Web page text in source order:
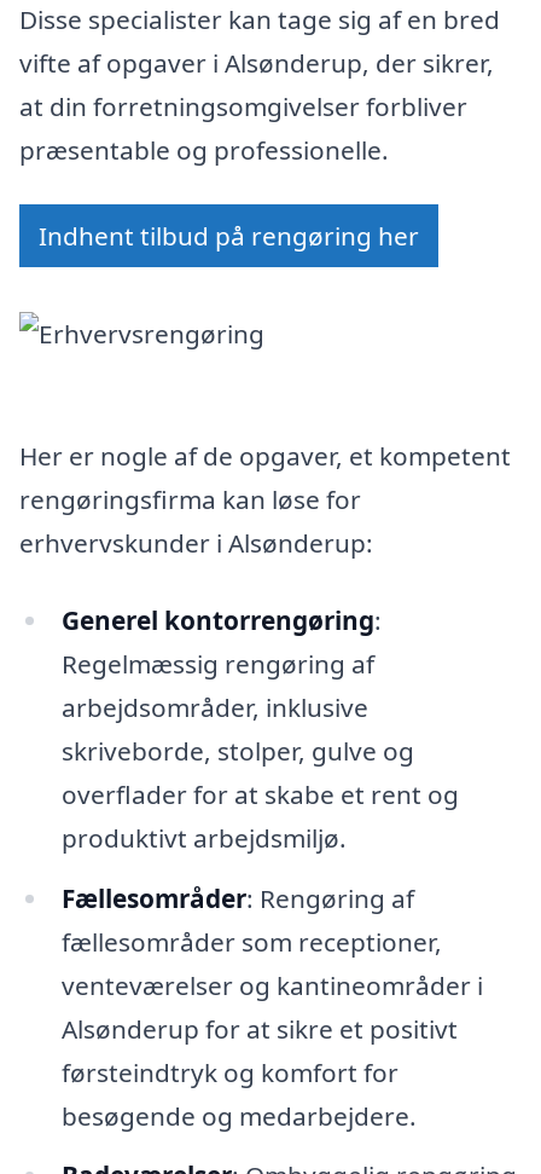
Disse specialister kan tage sig af en bred
vifte af opgaver i Alsønderup, der sikrer,
at din forretningsomgivelser forbliver
præsentable og professionelle.
Indhent tilbud på rengøring her
Her er nogle af de opgaver, et kompetent
rengøringsfirma kan løse for
erhvervskunder i Alsønderup:
Generel kontorrengøring:
Regelmæssig rengøring af
arbejdsområder, inklusive
skriveborde, stolper, gulve og
overflader for at skabe et rent og
produktivt arbejdsmiljø.
Fællesområder: Rengøring af
fællesområder som receptioner,
venteværelser og kantineområder i
Alsønderup for at sikre et positivt
førsteindtryk og komfort for
besøgende og medarbejdere.